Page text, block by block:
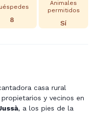
8
Animales
permitidos
Sí
casa rural
y vecinos en
, a los pies de la